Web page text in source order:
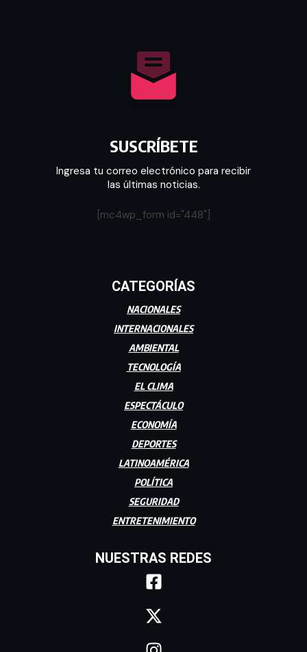
SUSCRÍBETE
Ingresa tu correo electrónico para recibir
las últimas noticias.
[mc4wp_form id="448"]
CATEGORÍAS
NACIONALES
INTERNACIONALES
AMBIENTAL
TECNOLOGÍA
EL CLIMA
ESPECTÁCULO
ECONOMÍA
DEPORTES
LATINOAMÉRICA
POLÍTICA
SEGURIDAD
ENTRETENIMIENTO
NUESTRAS REDES